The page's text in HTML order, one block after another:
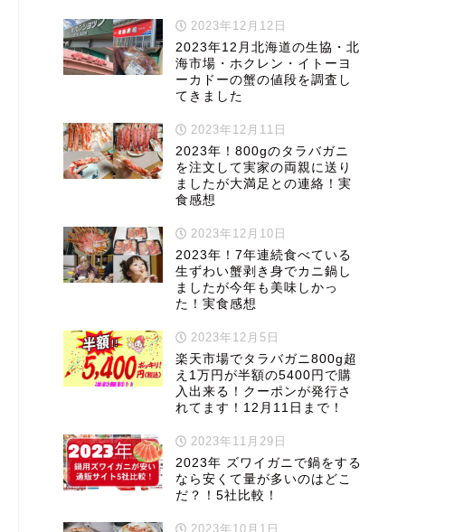
2023年12月12日
2023年12月北海道の生協・北
海市場・ホクレン・イトーヨ
ーカドーの蟹の値段を調査し
てきました
2023年12月11日
2023年！800gのタラバガニ
を注文して実家の両親に送り
ましたが大満足との連絡！実
食感想
2023年12月10日
2023年！7年連続食べている
生ずわい蟹剥き身でカニ鍋し
ましたが今年も美味しかっ
た！実食感想
2023年12月5日
楽天市場でタラバガニ800g超
え1万円が半額の5400円で購
入出来る！クーポンが発行さ
れてます！12月11日まで！
2023年11月29日
2023年 ズワイガニで鍋をする
なら安くて量が多いのはどこ
だ？！5社比較！
2023年10月1日